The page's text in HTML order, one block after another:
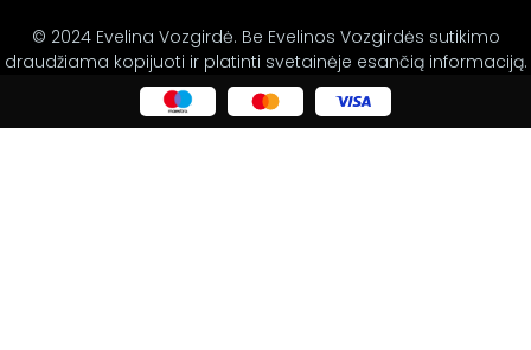
© 2024 Evelina Vozgirdė. Be Evelinos Vozgirdės sutikimo
draudžiama kopijuoti ir platinti svetainėje esančią informaciją.